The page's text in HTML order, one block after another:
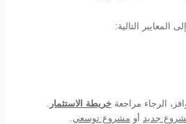
المعايير التالية:
الرجاء مراجعة خريطة الاستثمار .
جديد أو مشروع توسعي.